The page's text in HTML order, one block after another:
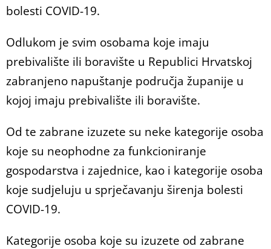
bolesti COVID-19.
Odlukom je svim osobama koje imaju
prebivalište ili boravište u Republici Hrvatskoj
zabranjeno napuštanje područja županije u
kojoj imaju prebivalište ili boravište.
Od te zabrane izuzete su neke kategorije osoba
koje su neophodne za funkcioniranje
gospodarstva i zajednice, kao i kategorije osoba
koje sudjeluju u sprječavanju širenja bolesti
COVID-19.
Kategorije osoba koje su izuzete od zabrane